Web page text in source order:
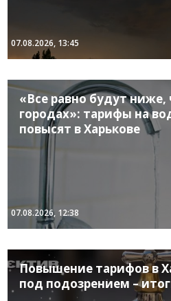
07.08.2026, 13:45
«Все равно будут
городах»: тарифы на
повысят в Харькове
07.08.2026, 12:38
Повышение тарифов в
под подозрением –